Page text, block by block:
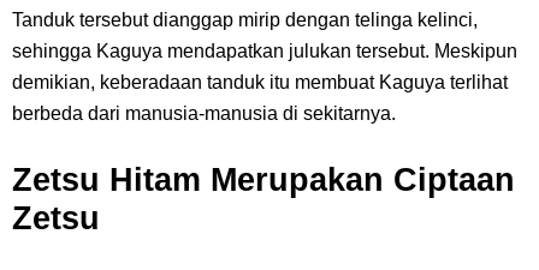
Tanduk tersebut dianggap mirip dengan telinga kelinci,
sehingga Kaguya mendapatkan julukan tersebut. Meskipun
demikian, keberadaan tanduk itu membuat Kaguya terlihat
berbeda dari manusia-manusia di sekitarnya.
Zetsu Hitam Merupakan Ciptaan
Zetsu